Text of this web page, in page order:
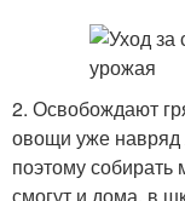
2. Освобождают
овощи уже навряд
поэтому